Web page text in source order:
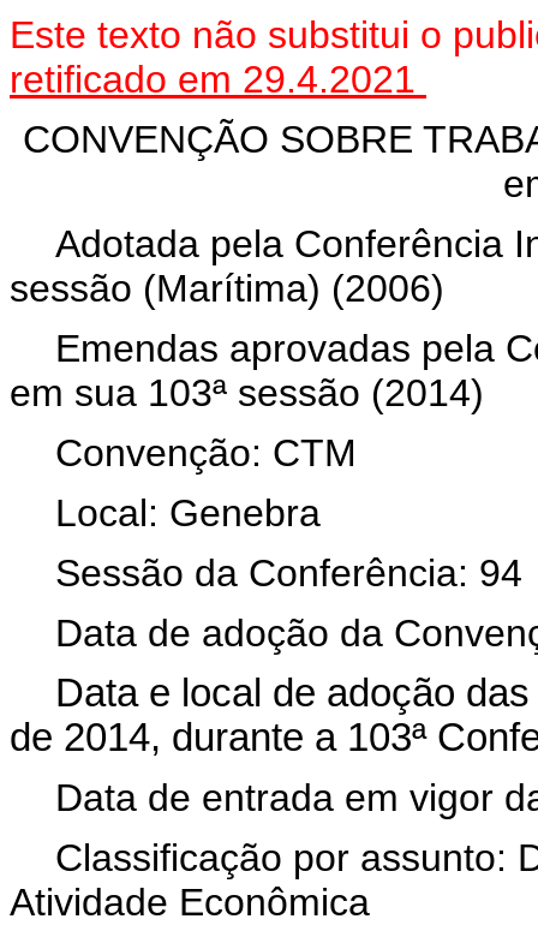
Este texto não substitui o
retificado em 29.4.2021
CONVENÇÃO SOBRE
Adotada pela Conferência
sessão (Marítima) (2006)
Emendas aprovadas pela
em sua 103ª sessão (2014)
Convenção: CTM
Local: Genebra
Sessão da Conferência: 94
Data de adoção da
Data e local de adoção
de 2014, durante a 103ª
Data de entrada em vigor
Classificação por assunto:
Atividade Econômica